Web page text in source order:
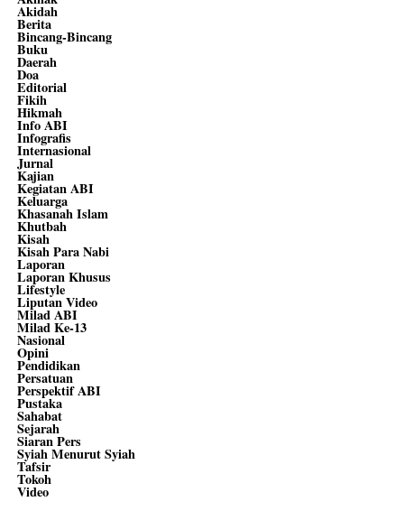
Akidah
Berita
Bincang-Bincang
Buku
Daerah
Doa
Editorial
Fikih
Hikmah
Info ABI
Infografis
Internasional
Jurnal
Kajian
Kegiatan ABI
Keluarga
Khasanah Islam
Khutbah
Kisah
Kisah Para Nabi
Laporan
Laporan Khusus
Lifestyle
Liputan Video
Milad ABI
Milad Ke-13
Nasional
Opini
Pendidikan
Persatuan
Perspektif ABI
Pustaka
Sahabat
Sejarah
Siaran Pers
Syiah Menurut Syiah
Tafsir
Tokoh
Video